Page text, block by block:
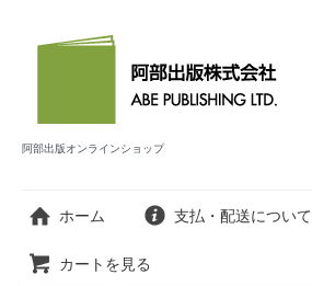
阿部出版オンラインショップ
ホーム 支払・配送について
カートを見る